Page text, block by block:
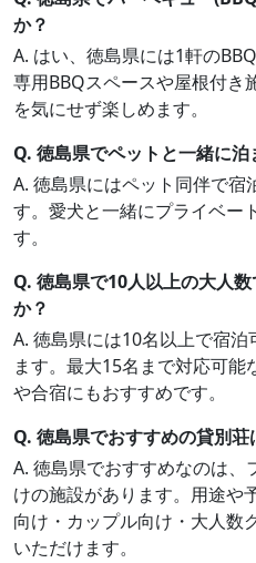
か？
A. はい、徳島県には1軒の
専用BBQスペースや屋根付き
を気にせず楽しめます。
Q. 徳島県でペットと一緒に
A. 徳島県にはペット同伴で宿
す。愛犬と一緒にプライベー
す。
Q. 徳島県で10人以上の大人
か？
A. 徳島県には10名以上で宿
ます。最大15名まで対応可
や合宿にもおすすめです。
Q. 徳島県でおすすめの貸別荘
A. 徳島県でおすすめなのは、
けの施設があります。用途や
向け・カップル向け・大人数
いただけます。